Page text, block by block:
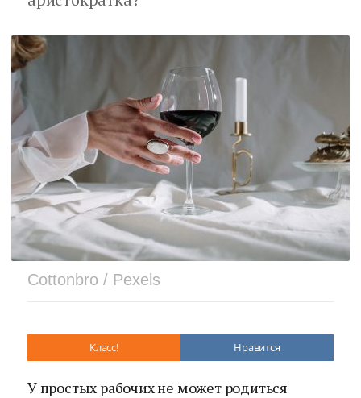
Cottonbro / Pexels
Класс! Нравится
У простых рабочих не может родиться